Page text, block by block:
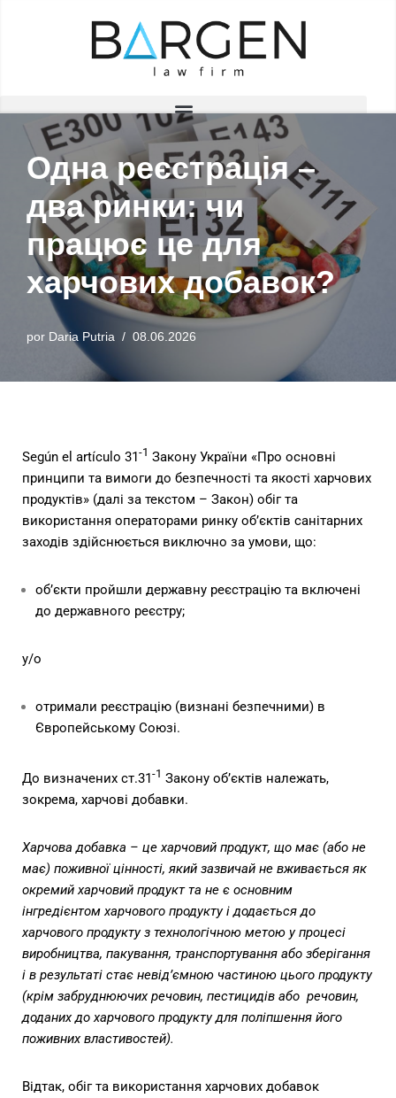
Одна реєстрація –
два ринки: чи
працює це для
харчових добавок?
por Daria Putria 08.06.2026
Según el artículo 31-1 Закону України «Про основні
принципи та вимоги до безпечності та якості харчових
продуктів» (далі за текстом – Закон) обіг та
використання операторами ринку об’єктів санітарних
заходів здійснюється виключно за умови, що:
об’єкти пройшли державну реєстрацію та включені
до державного реєстру;
y/o
отримали реєстрацію (визнані безпечними) в
Європейському Союзі.
До визначених ст.31-1 Закону об’єктів належать,
зокрема, харчові добавки.
Харчова добавка – це харчовий продукт, що має (або не
має) поживної цінності, який зазвичай не вживається як
окремий харчовий продукт та не є основним
інгредієнтом харчового продукту і додається до
харчового продукту з технологічною метою у процесі
виробництва, пакування, транспортування або зберігання
і в результаті стає невід’ємною частиною цього продукту
(крім забруднюючих речовин, пестицидів або речовин,
доданих до харчового продукту для поліпшення його
поживних властивостей).
Відтак, обіг та використання харчових добавок